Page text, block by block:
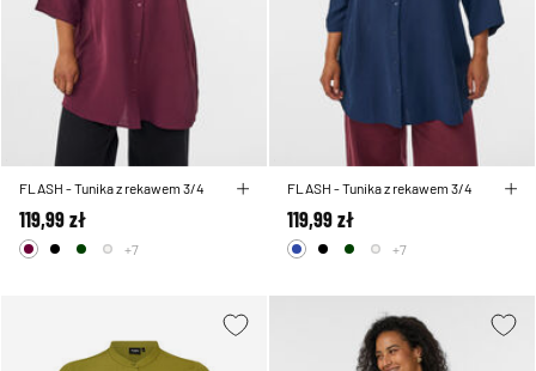
FLASH - Tunika z rekawem 3/4
119,99 zł
+7
FLASH - Tunika z rekawem 3/4
119,99 zł
+7